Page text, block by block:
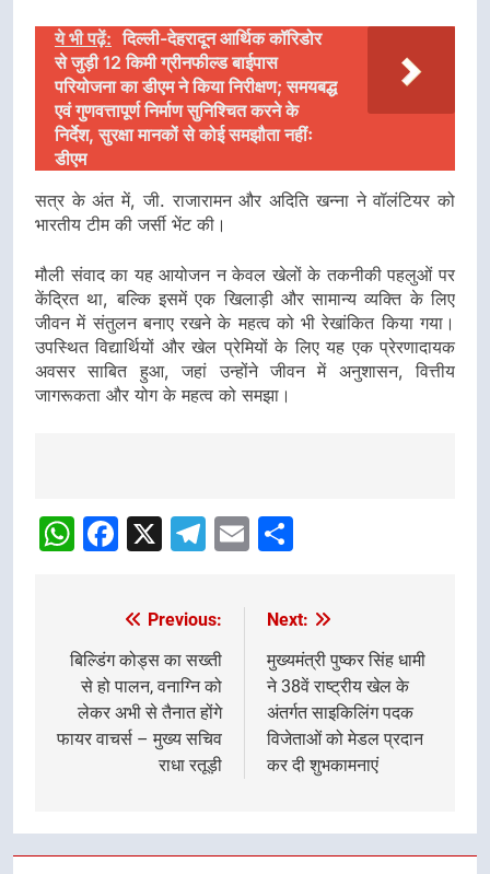
ये भी पढ़ें: दिल्ली-देहरादून आर्थिक कॉरिडोर
से जुड़ी 12 किमी ग्रीनफील्ड बाईपास
परियोजना का डीएम ने किया निरीक्षण; समयबद्ध
एवं गुणवत्तापूर्ण निर्माण सुनिश्चित करने के
निर्देश, सुरक्षा मानकों से कोई समझौता नहींः
डीएम
सत्र के अंत में, जी. राजारामन और अदिति खन्ना ने वॉलंटियर को
भारतीय टीम की जर्सी भेंट की।
मौली संवाद का यह आयोजन न केवल खेलों के तकनीकी पहलुओं पर
केंद्रित था, बल्कि इसमें एक खिलाड़ी और सामान्य व्यक्ति के लिए
जीवन में संतुलन बनाए रखने के महत्व को भी रेखांकित किया गया।
उपस्थित विद्यार्थियों और खेल प्रेमियों के लिए यह एक प्रेरणादायक
अवसर साबित हुआ, जहां उन्होंने जीवन में अनुशासन, वित्तीय
जागरूकता और योग के महत्व को समझा।
Navigation
WhatsApp
Facebook
X Telegram
Email
navigation
Previous:
बिल्डिंग कोड्स का सख्ती
से हो पालन, वनाग्नि को
लेकर अभी से तैनात होंगे
फायर वाचर्स – मुख्य सचिव
राधा रतूड़ी
Next:
मुख्यमंत्री पुष्कर सिंह धामी
ने 38वें राष्ट्रीय खेल के
अंतर्गत साइकिलिंग पदक
विजेताओं को मेडल प्रदान
कर दी शुभकामनाएं